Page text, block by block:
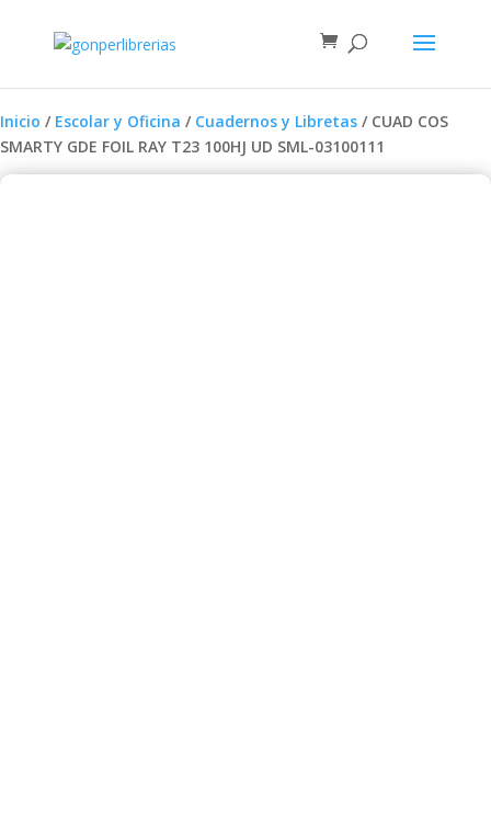
Inicio / Escolar y Oficina / Cuadernos y Libretas / CUAD COS
SMARTY GDE FOIL RAY T23 100HJ UD SML-03100111